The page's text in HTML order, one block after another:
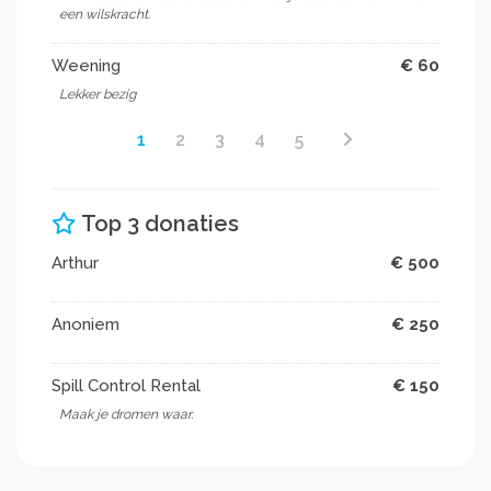
een wilskracht.
Weening € 60
Lekker bezig
1 2 3 4 5
Top 3 donaties
Arthur € 500
Anoniem € 250
Spill Control Rental € 150
Maak je dromen waar.